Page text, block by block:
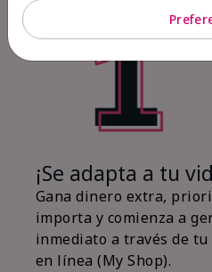
¡Se adapta a tu
Gana dinero extra,
importa y comienza a
inmediato a través de
en línea (My Shop).